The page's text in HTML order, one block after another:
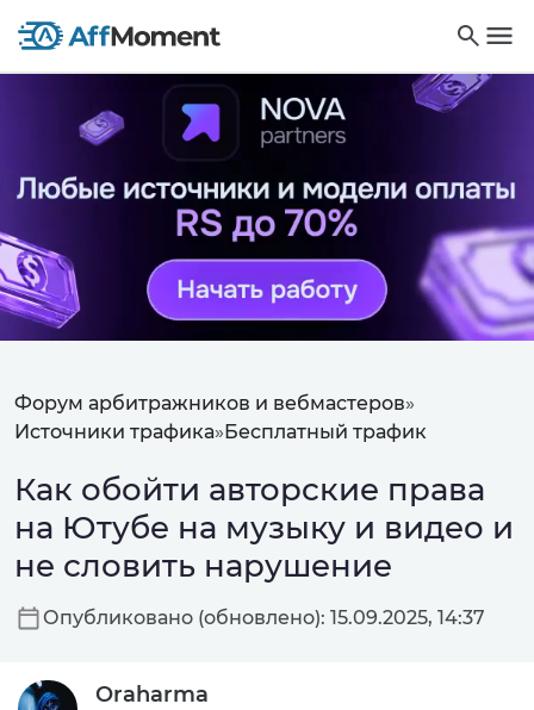
Форум арбитражников и вебмастеров»
Источники трафика»Бесплатный трафик
Как обойти авторские права
на Ютубе на музыку и видео и
не словить нарушение
Опубликовано (обновлено): 15.09.2025, 14:37
Oraharma